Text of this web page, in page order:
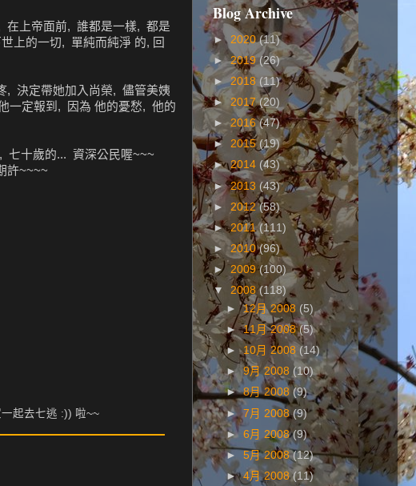
在上帝面前, 誰都是一樣, 都是
上的一切, 單純而純淨 的, 回
, 決定帶她加入尚榮, 儘管美姨
一定報到, 因為 他的憂愁, 他的
七十歲的... 資深公民喔~~~
許~~~~
起去七逃 :)) 啦~~
Blog Archive
► 2020(11)
►2019(26)
►2018 (11)
►2017(20)
►2016(47)
► 2015(19)
►2014 (43)
►2013 (43)
► 2012(58)
►2011(111)
► 2010(96)
► 2009(100)
▼ 2008(118)
►12月 2008 (5)
►11月 2008(5)
►10月 2008 (14)
► 9月 2008 (10)
►8月 2008 (9)
►7月 2008(9)
► 6月 2008(9)
► 5月 2008(12)
►4月 2008(11)